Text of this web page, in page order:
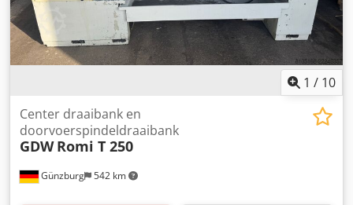
Uokr 3-bakkenspanhouder Vaste centreerbok Digitale
uitlezing voor 2 assen Snelle verplaatsing naar de
krukslede
1 / 10
Günzburg 542 km
Center draaibank en
doorvoerspindeldraaibank
GDW Romi T 250